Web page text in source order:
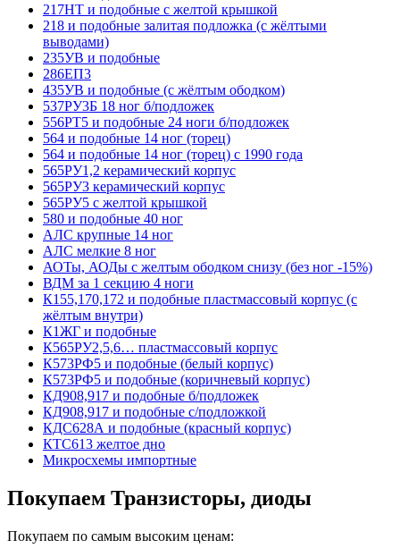
217НТ и подобные с желтой крышкой
218 и подобные залитая подложка (с жёлтыми
выводами)
235УВ и подобные
286ЕП3
435УВ и подобные (с жёлтым ободком)
537РУ3Б 18 ног б/подложек
556РТ5 и подобные 24 ноги б/подложек
564 и подобные 14 ног (торец)
564 и подобные 14 ног (торец) с 1990 года
565РУ1,2 керамический корпус
565РУ3 керамический корпус
565РУ5 с желтой крышкой
580 и подобные 40 ног
АЛС крупные 14 ног
АЛС мелкие 8 ног
АОТы, АОДы с желтым ободком снизу (без ног -15%)
ВДМ за 1 секцию 4 ноги
К155,170,172 и подобные пластмассовый корпус (с
жёлтым внутри)
К1ЖГ и подобные
К565РУ2,5,6… пластмассовый корпус
К573РФ5 и подобные (белый корпус)
К573РФ5 и подобные (коричневый корпус)
КД908,917 и подобные б/подложек
КД908,917 и подобные с/подложкой
КДС628А и подобные (красный корпус)
КТС613 желтое дно
Микросхемы импортные
Покупаем Транзисторы, диоды
Покупаем по самым высоким ценам: